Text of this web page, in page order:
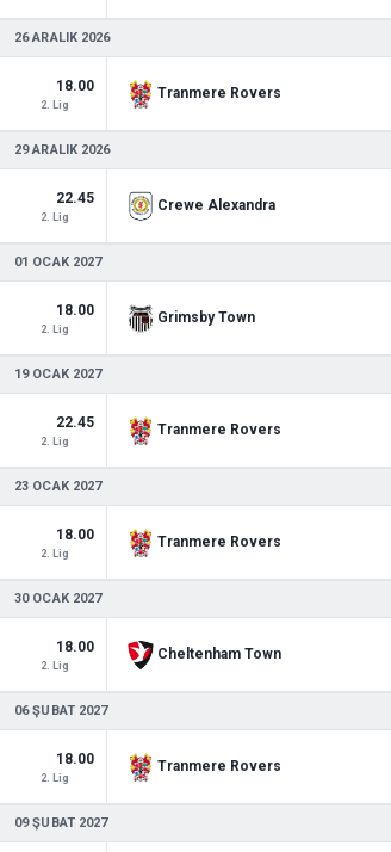
26 ARALIK 2026
18.00
2. Lig
Tranmere Rovers
29 ARALIK 2026
22.45
2. Lig
Crewe Alexandra
01 OCAK 2027
18.00
2. Lig
Grimsby Town
19 OCAK 2027
22.45
2. Lig
Tranmere Rovers
23 OCAK 2027
18.00
2. Lig
Tranmere Rovers
30 OCAK 2027
18.00
2. Lig
Cheltenham Town
06 ŞUBAT 2027
18.00
2. Lig
Tranmere Rovers
09 ŞUBAT 2027